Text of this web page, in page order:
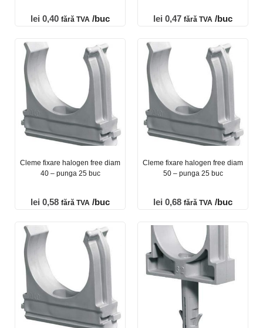
lei 0,40 fără TVA /buc lei 0,47 fără TVA /buc
Cleme fixare halogen free diam
40 – punga 25 buc
lei 0,58 fără TVA /buc
Cleme fixare halogen free diam
50 – punga 25 buc
lei 0,68 fără TVA /buc